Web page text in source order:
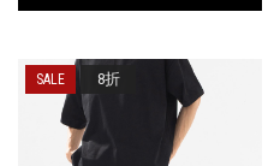
8折